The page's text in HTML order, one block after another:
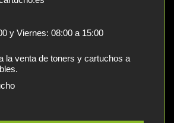
y Viernes: 08:00 a 15:00
la venta de toners y cartuchos a